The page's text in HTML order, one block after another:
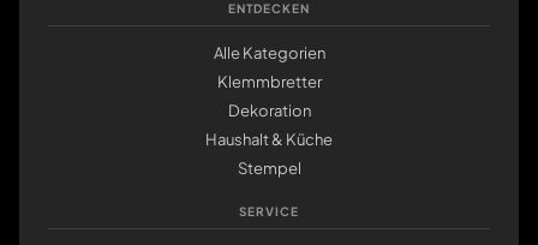
ENTDECKEN
Alle Kategorien
Klemmbretter
Dekoration
Haushalt & Küche
Stempel
SERVICE